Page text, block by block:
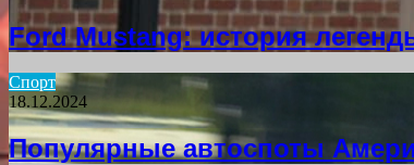
Ford Mustang: история
Спорт
18.12.2024
Популярные автоспоты